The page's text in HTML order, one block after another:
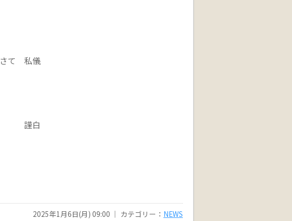
さて 私儀
謹白
2025年1月6日(月) 09:00 ｜ カテゴリー： NEWS